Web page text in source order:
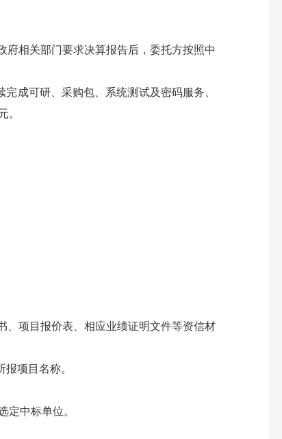
相关部门要求决算报告后，委托方按照中
成可研、采购包、系统测试及密码服务、
。
项目报价表、相应业绩证明文件等资信材
项目名称。
中标单位。